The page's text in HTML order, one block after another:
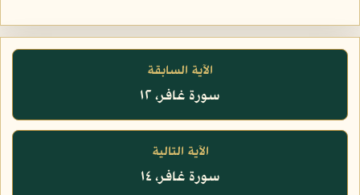
الآية السابقة
سورة غافر، ١٢
الآية التالية
سورة غافر، ١٤